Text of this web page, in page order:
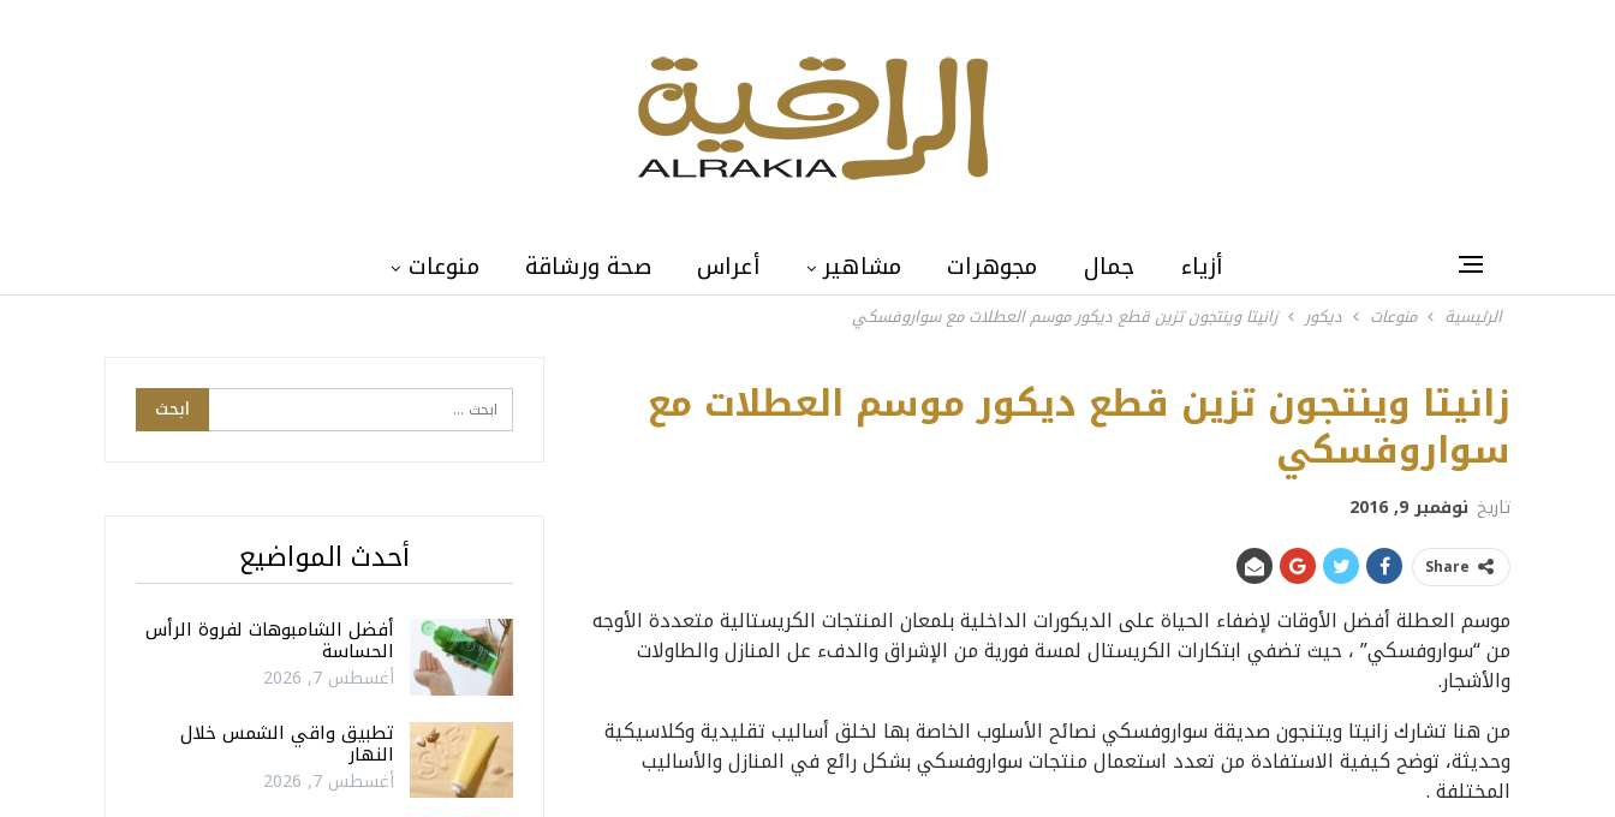
أزياء جمال مجوهرات مشاهير أعراس صحة ورشاقة منوعات
الرئيسية منوعات ديكور زانیتا وینتجون تزين قطع دیكور موسم العطلات مع سواروفسكي
زانیتا وینتجون تزين قطع دیكور موسم العطلات مع
سواروفسكي
تاريخ نوفمبر 9, 2016
Share
موسم العطلة أفضل الأوقات لإضفاء الحیاة على الدیكورات الداخلیة بلمعان المنتجات الكریستالیة متعددة الأوجه
من “سواروفسكي” ، حيث تضفي ابتكارات الكریستال لمسة فوریة من الإشراق والدفء عل المنازل والطاولات
والأشجار.
من هنا تشارك زانیتا ویتنجون صدیقة سواروفسكي نصائح الأسلوب الخاصة بها لخلق أسالیب تقلیدیة وكلاسیكیة
وحدیثة، توضح كیفیة الاستفادة من تعدد استعمال منتجات سواروفسكي بشكل رائع في المنازل والأسالیب
المختلفة .
أحدث المواضيع
أفضل الشامبوهات لفروة الرأس
الحساسة
أغسطس 7, 2026
تطبيق واقي الشمس خلال
النهار
أغسطس 7, 2026